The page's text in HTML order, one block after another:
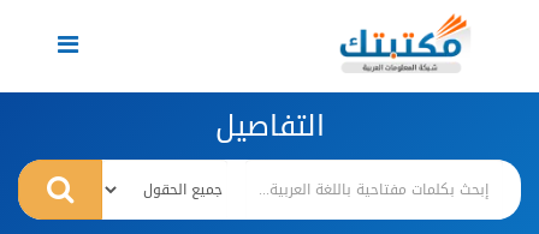
Toggle
navigation
التفاصيل